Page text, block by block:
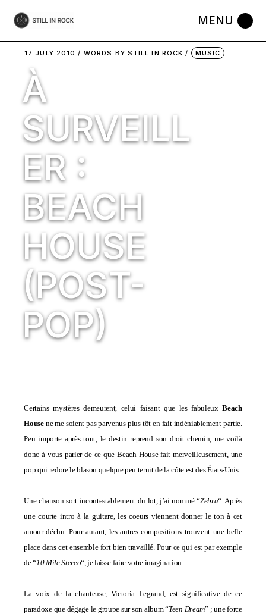
the
17 JULY 2010 WORDS BY STILL IN ROCK MUSIC
À
SURVEILL
ER :
BEACH
HOUSE
(POST-
POP)
Certains mystères demeurent, celui faisant que les fabuleuxBeach
Housene me soient pas parvenus plus tôt en fait indéniablement partie.
Peu importe après tout, le destin reprend son droit chemin, me voilà
donc à vous parler de ce que Beach House fait merveilleusement, une
pop qui redore le blason quelque peu ternit de la côte est des États-Unis.
Une chanson sort incontestablement du lot, j’ai nommé “Zebra“. Après
une courte intro à la guitare, les coeurs viennent donner le ton à cet
amour déchu. Pour autant, les autres compositions trouvent une belle
place dans cet ensemble fort bien travaillé. Pour ce qui est par exemple
de “10 Mile Stereo“, je laisse faire votre imagination.
La voix de la chanteuse, Victoria Legrand, est significative de ce
paradoxe que dégage le groupe sur son album “Teen Dream” ; une force